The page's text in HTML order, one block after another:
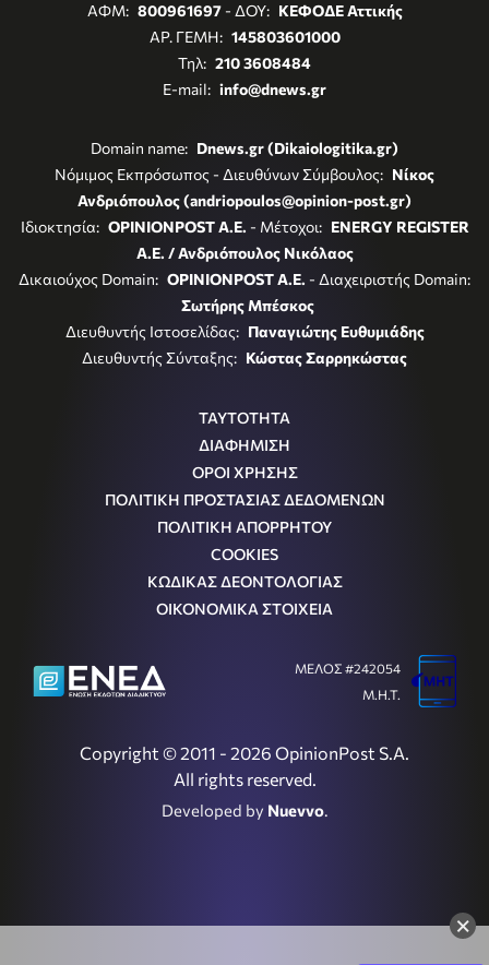
×
ΑΦΜ: 800961697- ΔΟΥ: ΚΕΦΟΔΕ Αττικής
ΑΡ. ΓΕΜΗ: 145803601000
Τηλ: 210 3608484
E-mail: info@dnews.gr
Domain name: Dnews.gr (Dikaiologitika.gr)
Νόμιμος Εκπρόσωπος - Διευθύνων Σύμβουλος: Νίκος
Ανδριόπουλος (andriopoulos@opinion-post.gr)
Ιδιοκτησία: OPINIONPOST A.E. - Μέτοχοι: ENERGY REGISTER
Α.Ε. / Ανδριόπουλος Νικόλαος
Δικαιούχος Domain: OPINIONPOST A.E. - Διαχειριστής Domain:
Σωτήρης Μπέσκος
Διευθυντής Ιστοσελίδας: Παναγιώτης Ευθυμιάδης
Διευθυντής Σύνταξης: Κώστας Σαρρηκώστας
ΤΑΥΤΟΤΗΤΑ
ΔΙΑΦΗΜΙΣΗ
ΟΡΟΙ ΧΡΗΣΗΣ
ΠΟΛΙΤΙΚΗ ΠΡΟΣΤΑΣΙΑΣ ΔΕΔΟΜΕΝΩΝ
ΠΟΛΙΤΙΚΗ ΑΠΟΡΡΗΤΟΥ
COOKIES
ΚΩΔΙΚΑΣ ΔΕΟΝΤΟΛΟΓΙΑΣ
ΟΙΚΟΝΟΜΙΚΑ ΣΤΟΙΧΕΙΑ
Copyright © 2011 - 2026 OpinionPost S.A.
All rights reserved.
Developed by Nuevvo.
ΜΕΛΟΣ #242054
Μ.Η.Τ.